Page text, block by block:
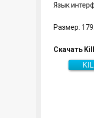
Язык
Размер:
Скачать